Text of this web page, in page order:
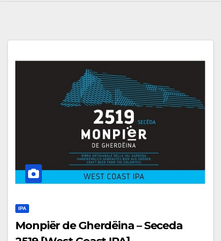
IPA
Monpiër de Gherdëina – Seceda